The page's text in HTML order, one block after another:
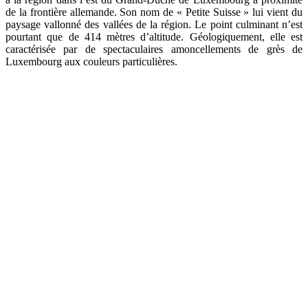
de la frontière allemande. Son nom de « Petite Suisse » lui vient du
paysage vallonné des vallées de la région. Le point culminant n’est
pourtant que de 414 mètres d’altitude. Géologiquement, elle est
caractérisée par de spectaculaires amoncellements de grès de
Luxembourg aux couleurs particulières.